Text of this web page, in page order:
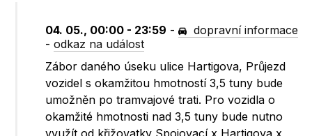
04. 05., 00:00 - 23:59 -
dopravní informace
-odkaz na událost
Zábor daného úseku ulice Hartigova, Průjezd
vozidel s okamžitou hmotností 3,5 tuny bude
umožněn po tramvajové trati. Pro vozidla o
okamžité hmotnosti nad 3,5 tuny bude nutno
využít od křižovatky Spojovací x Hartigova x